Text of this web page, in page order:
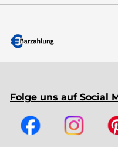
Folge uns auf Social